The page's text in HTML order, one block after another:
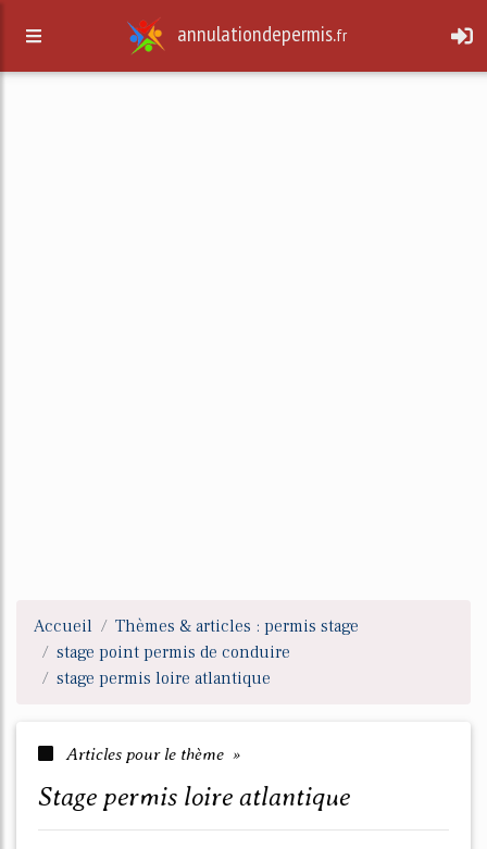
annulationdepermis.fr
Accueil
Thèmes & articles : permis stage
stage point permis de conduire
stage permis loire atlantique
Articles pour le thème »
stage permis loire atlantique